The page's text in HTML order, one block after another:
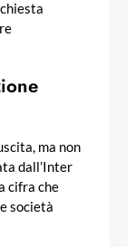
ma non
dall’Inter
cifra che
società